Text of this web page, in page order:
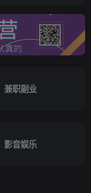
兼职副业
影音娱乐